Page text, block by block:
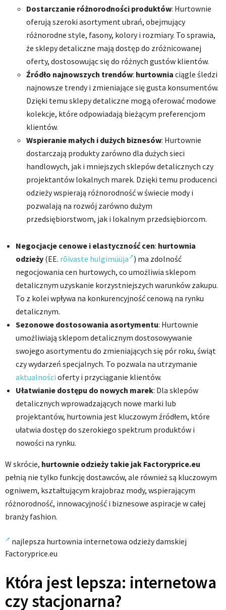
Dostarczanie różnorodności produktów: Hurtownie
oferują szeroki asortyment ubrań, obejmujący
różnorodne style, fasony, kolory i rozmiary. To sprawia,
że sklepy detaliczne mają dostęp do zróżnicowanej
oferty, dostosowując się do różnych gustów klientów.
Źródło najnowszych trendów: hurtownia ciągle śledzi
najnowsze trendy i zmieniające się gusta konsumentów.
Dzięki temu sklepy detaliczne mogą oferować modowe
kolekcje, które odpowiadają bieżącym preferencjom
klientów.
Wspieranie małych i dużych biznesów: Hurtownie
dostarczają produkty zarówno dla dużych sieci
handlowych, jak i mniejszych sklepów detalicznych czy
projektantów lokalnych marek. Dzięki temu producenci
odzieży wspierają różnorodność w świecie mody i
pozwalają na rozwój zarówno dużym
przedsiębiorstwom, jak i lokalnym przedsiębiorcom.
Negocjacje cenowe i elastyczność cen: hurtownia
odzieży (EE. rõivaste hulgimüüja ) ma zdolność
negocjowania cen hurtowych, co umożliwia sklepom
detalicznym uzyskanie korzystniejszych warunków zakupu.
To z kolei wpływa na konkurencyjność cenową na rynku
detalicznym.
Sezonowe dostosowania asortymentu: Hurtownie
umożliwiają sklepom detalicznym dostosowywanie
swojego asortymentu do zmieniających się pór roku, świąt
czy wydarzeń specjalnych. To pozwala na utrzymanie
aktualności oferty i przyciąganie klientów.
Ułatwianie dostępu do nowych marek: Dla sklepów
detalicznych wprowadzających nowe marki lub
projektantów, hurtownia jest kluczowym źródłem, które
ułatwia dostęp do szerokiego spektrum produktów i
nowości na rynku.
W skrócie, hurtownie odzieży takie jak Factoryprice.eu
pełnią nie tylko funkcję dostawców, ale również są kluczowym
ogniwem, kształtującym krajobraz mody, wspierającym
różnorodność, innowacyjność i biznesowe aspiracje w całej
branży fashion.
najlepsza hurtownia internetowa odzieży damskiej
Factoryprice.eu
Która jest lepsza: internetowa
czy stacjonarna?